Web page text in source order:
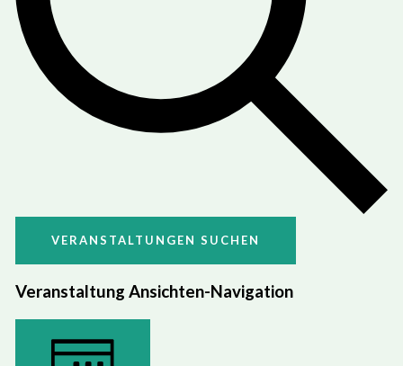
VERANSTALTUNGEN SUCHEN
Veranstaltung Ansichten-Navigation